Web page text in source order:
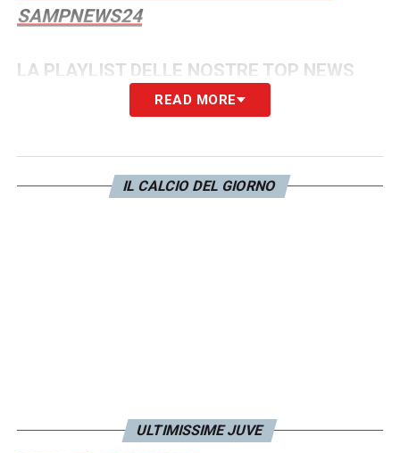
SAMPNEWS24
LA PLAYLIST DELLE NOSTRE TOP NEWS
READ MORE
IL CALCIO DEL GIORNO
ULTIMISSIME JUVE